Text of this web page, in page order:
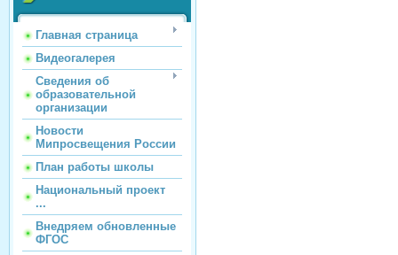
Главная страница
Видеогалерея
Сведения об
образовательной
организации
Новости
Мипросвещения России
План работы школы
Национальный проект
...
Внедряем обновленные
ФГОС